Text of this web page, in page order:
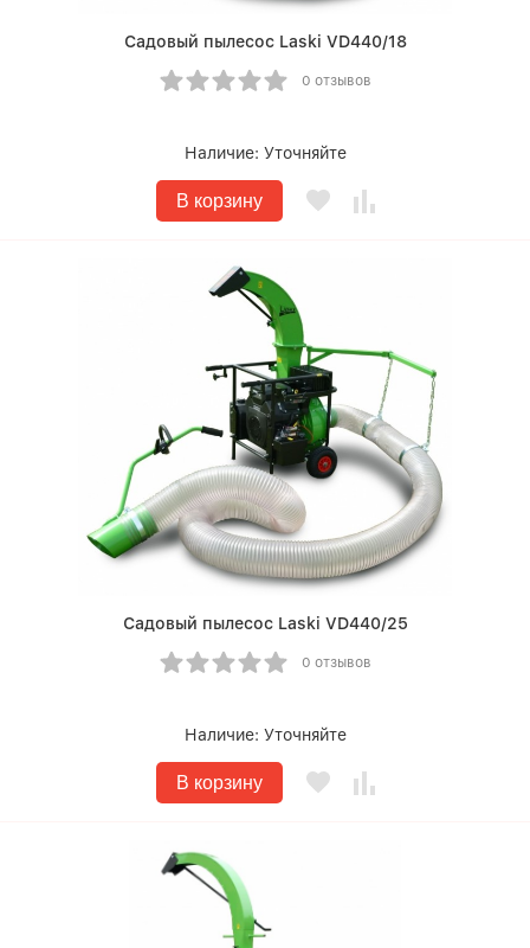
Садовый пылесос Laski VD440/18
0 отзывов
Наличие: Уточняйте
В корзину
Садовый пылесос Laski VD440/25
0 отзывов
Наличие: Уточняйте
В корзину